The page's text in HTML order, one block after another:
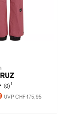
(0) 1
UVP CHF 175,95